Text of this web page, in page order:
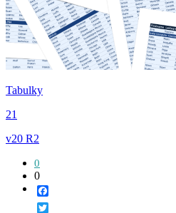
Tabulky
21
v20 R2
0
0